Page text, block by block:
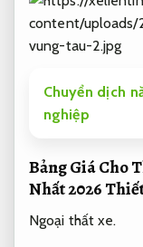
Chuyển dịch
nghiệp
Bảng Giá Cho
Nhất 2026
Ngoại thất xe.